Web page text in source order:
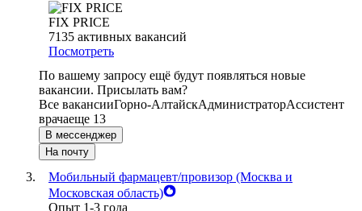
FIX PRICE
7135 активных вакансий
Посмотреть
По вашему запросу ещё будут появляться новые
вакансии. Присылать вам?
Все вакансииГорно-АлтайскАдминистраторАссистент
врачаеще 13
В мессенджер
На почту
Мобильный фармацевт/провизор (Москва и
Московская область)
Опыт 1-3 года